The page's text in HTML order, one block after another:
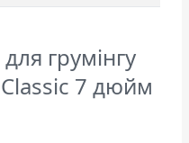
грумінгу
7 дюйм